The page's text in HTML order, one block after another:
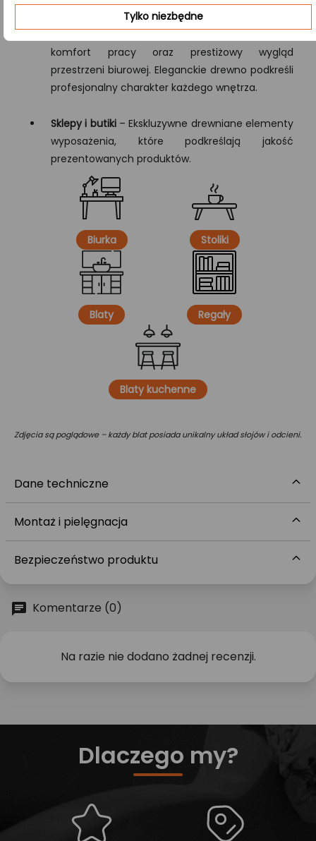
komfort pracy oraz prestiżowy wygląd
przestrzeni biurowej. Eleganckie drewno podkreśli
profesjonalny charakter każdego wnętrza.
Sklepy i butiki– Ekskluzywne drewniane elementy
wyposażenia, które podkreślają jakość
prezentowanych produktów.
Biurka Stoliki
Blaty Regały
Blaty kuchenne
Zdjęcia są poglądowe – każdy blat posiada unikalny układ słojów i odcieni.
Dane techniczne
Montaż i pielęgnacja
Bezpieczeństwo produktu
Komentarze (0)
Na razie nie dodano żadnej recenzji.
Dlaczego my?
Tylko niezbędne